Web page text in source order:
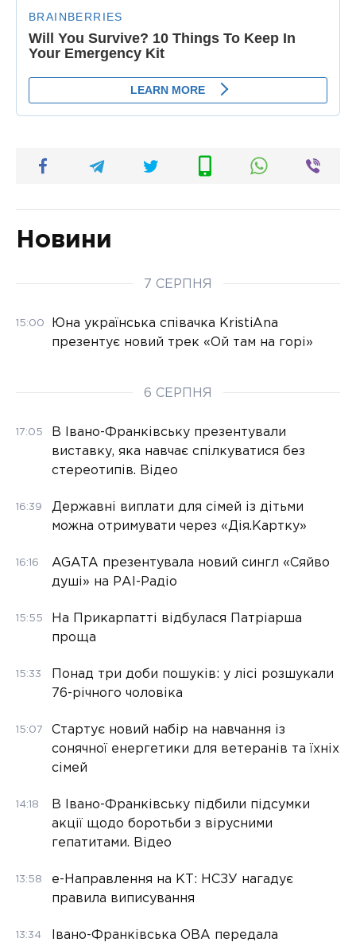
Новини
7 СЕРПНЯ
15:00
Юна українська співачка KristiAna
презентує новий трек «Ой там на горі»
6 СЕРПНЯ
17:05
В Івано-Франківську презентували
виставку, яка навчає спілкуватися без
стереотипів. Відео
16:39
Державні виплати для сімей із дітьми
можна отримувати через «Дія.Картку»
16:16
AGATA презентувала новий сингл «Сяйво
душі» на РАІ-Радіо
15:55
На Прикарпатті відбулася Патріарша
проща
15:33
Понад три доби пошуків: у лісі розшукали
76-річного чоловіка
15:07
Стартує новий набір на навчання із
сонячної енергетики для ветеранів та їхніх
сімей
14:18
В Івано-Франківську підбили підсумки
акції щодо боротьби з вірусними
гепатитами. Відео
13:58
е-Направлення на КТ: НСЗУ нагадує
правила виписування
13:34 Івано-Франківська ОВА передала